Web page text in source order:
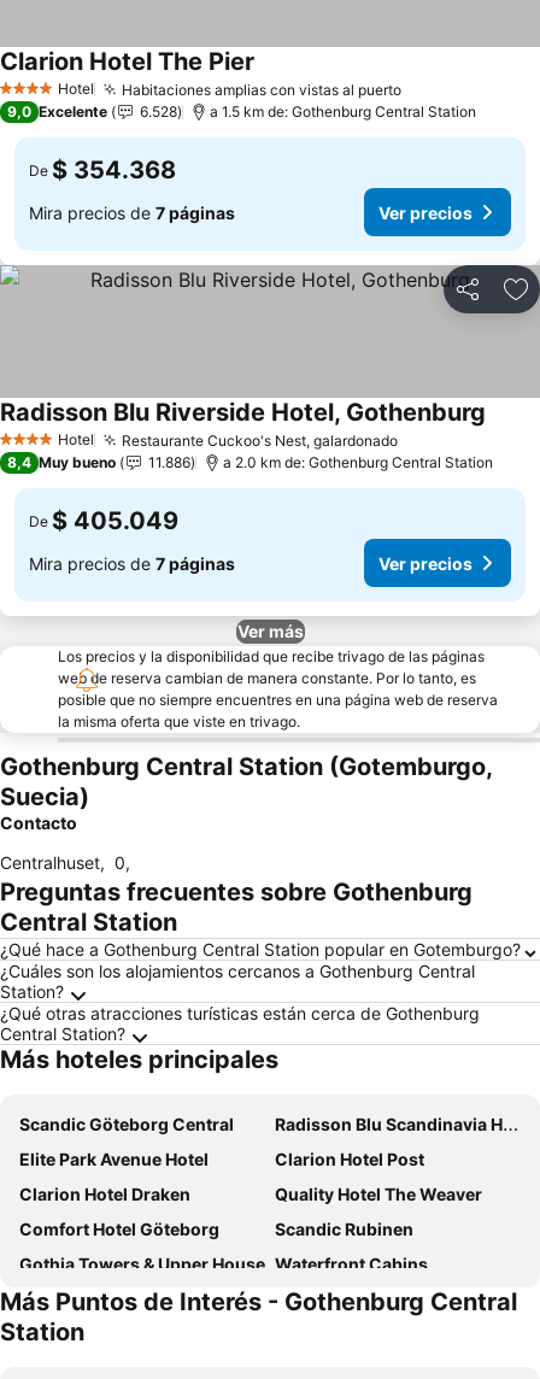
4 EstrellasHotel Habitaciones amplias con vistas al puertoVer precios
Clarion Hotel The Pier
9,0 Excelente 6.528 a 1.5 km de: Gothenburg Central Station
De $ 354.368
Mira precios de 7 páginas Ver precios
Compartir
4 EstrellasHotel Restaurante Cuckoo's Nest, galardonadoVer precios
Radisson Blu Riverside Hotel, Gothenburg
8,4 Muy bueno 11.886 a 2.0 km de: Gothenburg Central Station
De $ 405.049
Mira precios de 7 páginas Ver precios
Ver más
Los precios y la disponibilidad que recibe trivago de las páginas
web de reserva cambian de manera constante. Por lo tanto, es
posible que no siempre encuentres en una página web de reserva
la misma oferta que viste en trivago.
Gothenburg Central Station (Gotemburgo,
Suecia)
Contacto
Centralhuset, 0,
Preguntas frecuentes sobre Gothenburg
Central Station
¿Qué hace a Gothenburg Central Station popular en Gotemburgo?
¿Cuáles son los alojamientos cercanos a Gothenburg Central
Station?
¿Qué otras atracciones turísticas están cerca de Gothenburg
Central Station?
Más hoteles principales
Scandic Göteborg Central
Radisson Blu Scandinavia Hotel, Goteborg
Elite Park Avenue Hotel
Clarion Hotel Post
Clarion Hotel Draken
Quality Hotel The Weaver
Comfort Hotel Göteborg
Scandic Rubinen
Gothia Towers & Upper House Waterfront Cabins
Landvetter Airport Hotel, Best Western Premier Collection
Scandic Europa
Clarion Hotel Karlatornet
Más Puntos de Interés - Gothenburg Central
Station